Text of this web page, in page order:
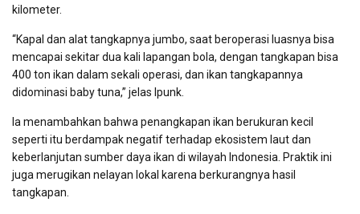
kilometer.
“Kapal dan alat tangkapnya jumbo, saat beroperasi luasnya bisa
mencapai sekitar dua kali lapangan bola, dengan tangkapan bisa
400 ton ikan dalam sekali operasi, dan ikan tangkapannya
didominasi baby tuna,” jelas Ipunk.
Ia menambahkan bahwa penangkapan ikan berukuran kecil
seperti itu berdampak negatif terhadap ekosistem laut dan
keberlanjutan sumber daya ikan di wilayah Indonesia. Praktik ini
juga merugikan nelayan lokal karena berkurangnya hasil
tangkapan.